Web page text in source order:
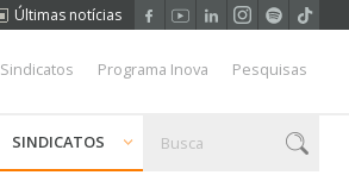
Últimas notícias
Programa Inova Pesquisas
SINDICATOS